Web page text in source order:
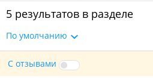
5 результатов в разделе
По умолчанию
С отзывами